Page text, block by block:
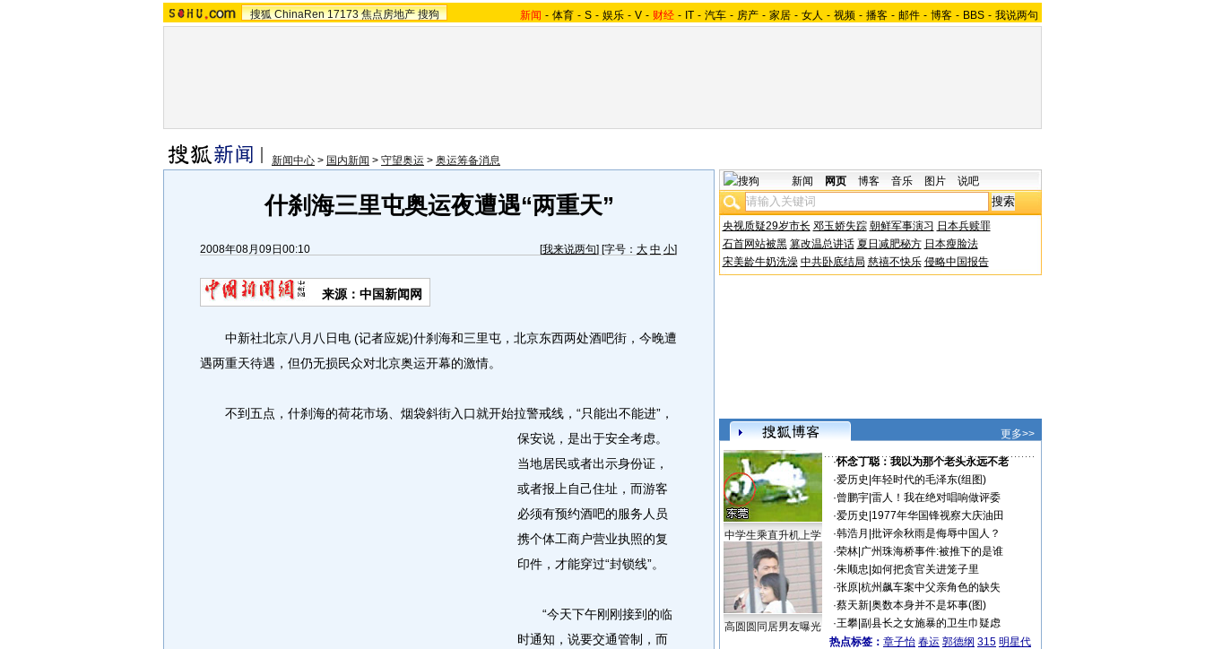
搜狐 ChinaRen 17173 焦点房地产 搜狗 新闻 - 体育 - S - 娱乐 - V - 财经 - IT - 汽车 - 房产 - 家居 - 女人 - 视频 - 播客 - 邮件 - 博客 - BBS - 我说两句
新闻中心 > 国内新闻 > 守望奥运 > 奥运筹备消息
什刹海三里屯奥运夜遭遇“两重天”
2008年08月09日00:10 [我来说两句] [字号： 大 中 小]
来源：中国新闻网
中新社北京八月八日电 (记者应妮)什刹海和三里屯，北京东西两处酒吧街，今晚遭
遇两重天待遇，但仍无损民众对北京奥运开幕的激情。
不到五点，什刹海的荷花市场、烟袋斜街入口就开始拉警戒线，“只能出不能进”，
保安说，是出于安全考虑。
当地居民或者出示身份证，
或者报上自己住址，而游客
必须有预约酒吧的服务人员
携个体工商户营业执照的复
印件，才能穿过“封锁线”。
“今天下午刚刚接到的临
时通知，说要交通管制，而
新闻 网页 博客 音乐 图片 说吧
央视质疑29岁市长 邓玉娇失踪 朝鲜军事演习 日本兵赎罪
石首网站被黑 篡改温总讲话 夏日减肥秘方 日本瘦脸法
宋美龄牛奶洗澡 中共卧底结局 慈禧不快乐 侵略中国报告
更多>>
中学生乘直升机上学
高圆圆同居男友曝光
·怀念丁聪：我以为那个老头永远不老
·爱历史 年轻时代的毛泽东(组图)
·曾鹏宇| 雷人！我在绝对唱响做评委
·爱历史 1977年华国锋视察大庆油田
·韩浩月 批评余秋雨是侮辱中国人？
·荣林| 广州珠海桥事件:被推下的是谁
·朱顺忠 如何把贪官关进笼子里
·张原| 杭州飙车案中父亲角色的缺失
·蔡天新| 奥数本身并不是坏事(图)
·王攀| 副县长之女施暴的卫生巾疑虑
热点标签： 章子怡 春运 郭德纲 315 明星代